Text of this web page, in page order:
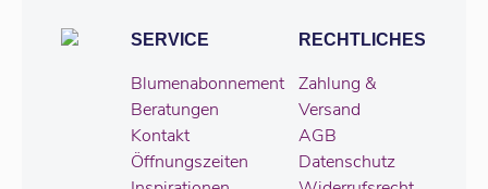
SERVICE
Blumenabonnement
Beratungen
Kontakt
Öffnungszeiten
RECHTLICHES
Zahlung &
Versand
AGB
Datenschutz